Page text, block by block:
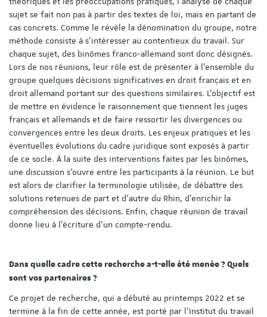
sujet se fait non pas à partir des textes de loi, mais en partant de
cas concrets. Comme le révèle la dénomination du groupe, notre
méthode consiste à s’intéresser au contentieux du travail. Sur
chaque sujet, des binômes franco-allemand sont donc désignés.
Lors de nos réunions, leur rôle est de présenter à l’ensemble du
groupe quelques décisions significatives en droit français et en
droit allemand portant sur des questions similaires. L’objectif est
de mettre en évidence le raisonnement que tiennent les juges
français et allemands et de faire ressortir les divergences ou
convergences entre les deux droits. Les enjeux pratiques et les
éventuelles évolutions du cadre juridique sont exposés à partir
de ce socle. À la suite des interventions faites par les binômes,
une discussion s’ouvre entre les participants à la réunion. Le but
est alors de clarifier la terminologie utilisée, de débattre des
solutions retenues de part et d’autre du Rhin, d’enrichir la
compréhension des décisions. Enfin, chaque réunion de travail
donne lieu à l’écriture d’un compte-rendu.
Dans quelle cadre cette recherche a-t-elle été menée ? Quels
sont vos partenaires ?
Ce projet de recherche, qui a débuté au printemps 2022 et se
termine à la fin de cette année, est porté par l’Institut du travail